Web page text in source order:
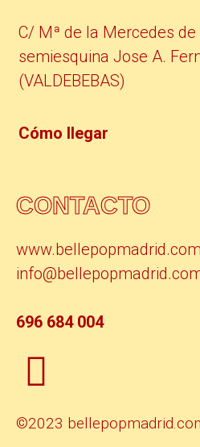
C/ Mª de la Mercedes de
semiesquina Jose A.
(VALDEBEBAS)
Cómo llegar
CONTACTO
www.bellepopmadrid.com
696 684 004
©2023